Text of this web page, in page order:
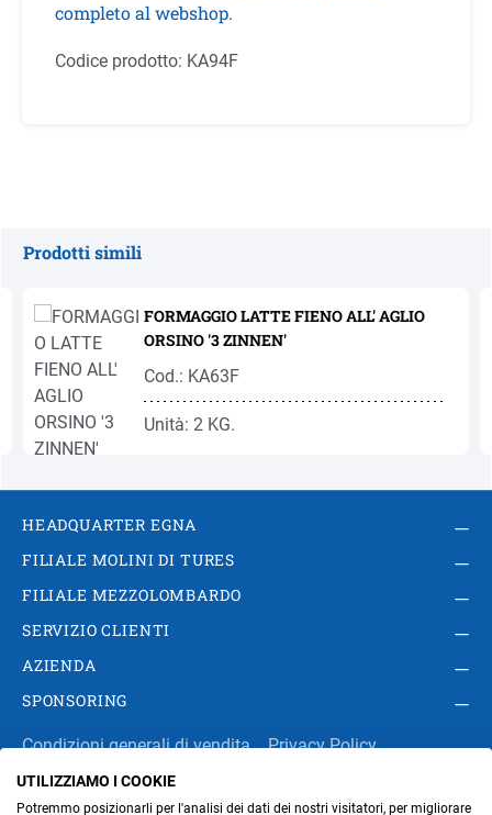
completo al webshop.
Codice prodotto: KA94F
Prodotti simili
FORMAGGIO LATTE FIENO ALL' AGLIO
ORSINO '3 ZINNEN'
Cod.: KA63F
Unità: 2 KG.
HEADQUARTER EGNA
FILIALE MOLINI DI TURES
FILIALE MEZZOLOMBARDO
SERVIZIO CLIENTI
AZIENDA
SPONSORING
Condizioni generali di vendita
Privacy Policy
Impressum
Modifica impostazioni dei cookie
UTILIZZIAMO I COOKIE
Potremmo posizionarli per l'analisi dei dati dei nostri visitatori, per migliorare